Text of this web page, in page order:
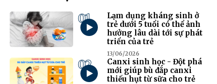
01
Lạm dụng kháng sinh ở
trẻ dưới 5 tuổi có thể ảnh
hưởng lâu dài tới sự phát
triển của trẻ
13/06/2026
02
Canxi sinh học - Đột phá
mới giúp bù đắp canxi
thiếu hụt từ sữa cho trẻ